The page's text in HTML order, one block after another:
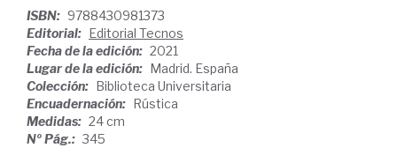
ISBN: 9788430981373
Editorial: Editorial Tecnos
Fecha de la edición: 2021
Lugar de la edición: Madrid. España
Colección: Biblioteca Universitaria
Encuadernación: Rústica
Medidas: 24 cm
Nº Pág.: 345